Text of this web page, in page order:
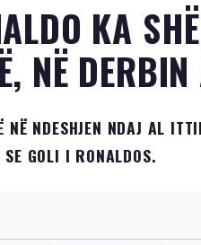
KA
NË
NË NDESHJEN NDAJ AL
GOLI I RONALDOS.